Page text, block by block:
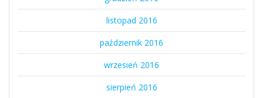
listopad 2016
październik 2016
wrzesień 2016
sierpień 2016